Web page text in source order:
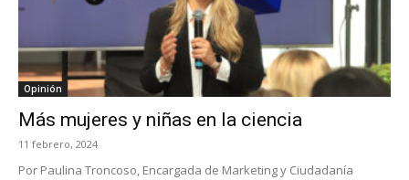
Opinión
Más mujeres y niñas en la ciencia
11 febrero, 2024
Por Paulina Troncoso, Encargada de Marketing y Ciudadanía